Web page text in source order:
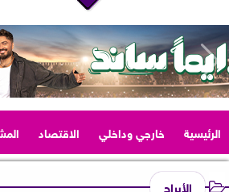
الرئيسية خارجي وداخلي الاقتصاد
الأبراج